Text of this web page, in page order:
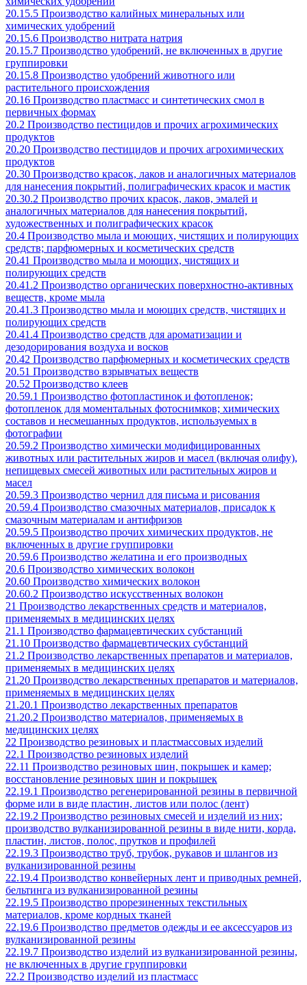
20.15.5 Производство калийных минеральных или
химических удобрений
20.15.6 Производство нитрата натрия
20.15.7 Производство удобрений, не включенных в другие
группировки
20.15.8 Производство удобрений животного или
растительного происхождения
20.16 Производство пластмасс и синтетических смол в
первичных формах
20.2 Производство пестицидов и прочих агрохимических
продуктов
20.20 Производство пестицидов и прочих агрохимических
продуктов
20.30 Производство красок, лаков и аналогичных материалов
для нанесения покрытий, полиграфических красок и мастик
20.30.2 Производство прочих красок, лаков, эмалей и
аналогичных материалов для нанесения покрытий,
художественных и полиграфических красок
20.4 Производство мыла и моющих, чистящих и полирующих
средств; парфюмерных и косметических средств
20.41 Производство мыла и моющих, чистящих и
полирующих средств
20.41.2 Производство органических поверхностно-активных
веществ, кроме мыла
20.41.3 Производство мыла и моющих средств, чистящих и
полирующих средств
20.41.4 Производство средств для ароматизации и
дезодорирования воздуха и восков
20.42 Производство парфюмерных и косметических средств
20.51 Производство взрывчатых веществ
20.52 Производство клеев
20.59.1 Производство фотопластинок и фотопленок;
фотопленок для моментальных фотоснимков; химических
составов и несмешанных продуктов, используемых в
фотографии
20.59.2 Производство химически модифицированных
животных или растительных жиров и масел (включая олифу),
непищевых смесей животных или растительных жиров и
масел
20.59.3 Производство чернил для письма и рисования
20.59.4 Производство смазочных материалов, присадок к
смазочным материалам и антифризов
20.59.5 Производство прочих химических продуктов, не
включенных в другие группировки
20.59.6 Производство желатина и его производных
20.6 Производство химических волокон
20.60 Производство химических волокон
20.60.2 Производство искусственных волокон
21 Производство лекарственных средств и материалов,
применяемых в медицинских целях
21.1 Производство фармацевтических субстанций
21.10 Производство фармацевтических субстанций
21.2 Производство лекарственных препаратов и материалов,
применяемых в медицинских целях
21.20 Производство лекарственных препаратов и материалов,
применяемых в медицинских целях
21.20.1 Производство лекарственных препаратов
21.20.2 Производство материалов, применяемых в
медицинских целях
22 Производство резиновых и пластмассовых изделий
22.1 Производство резиновых изделий
22.11 Производство резиновых шин, покрышек и камер;
восстановление резиновых шин и покрышек
22.19.1 Производство регенерированной резины в первичной
форме или в виде пластин, листов или полос (лент)
22.19.2 Производство резиновых смесей и изделий из них;
производство вулканизированной резины в виде нити, корда,
пластин, листов, полос, прутков и профилей
22.19.3 Производство труб, трубок, рукавов и шлангов из
вулканизированной резины
22.19.4 Производство конвейерных лент и приводных ремней,
бельтинга из вулканизированной резины
22.19.5 Производство прорезиненных текстильных
материалов, кроме кордных тканей
22.19.6 Производство предметов одежды и ее аксессуаров из
вулканизированной резины
22.19.7 Производство изделий из вулканизированной резины,
не включенных в другие группировки
22.2 Производство изделий из пластмасс